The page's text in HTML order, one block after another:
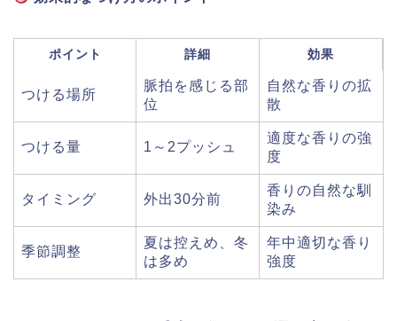
ポイント 詳細 効果
つける場所
脈拍を感じる部
位
自然な香りの拡
散
つける量 1～2プッシュ
適度な香りの強
度
タイミング 外出30分前
香りの自然な馴
染み
季節調整
夏は控えめ、冬
は多め
年中適切な香り
強度